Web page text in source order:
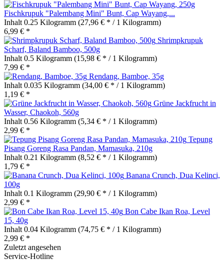
Fischkrupuk "Palembang Mini" Bunt, Cap Wayang,...
Inhalt 0.25 Kilogramm (27,96 € * / 1 Kilogramm)
6,99 € *
Shrimpkrupuk
Scharf, Baland Bamboo, 500g
Inhalt 0.5 Kilogramm (15,98 € * / 1 Kilogramm)
7,99 € *
Rendang, Bamboe, 35g
Inhalt 0.035 Kilogramm (34,00 € * / 1 Kilogramm)
1,19 € *
Grüne Jackfrucht in
Wasser, Chaokoh, 560g
Inhalt 0.56 Kilogramm (5,34 € * / 1 Kilogramm)
2,99 € *
Tepung
Pisang Goreng Rasa Pandan, Mamasuka, 210g
Inhalt 0.21 Kilogramm (8,52 € * / 1 Kilogramm)
1,79 € *
Banana Crunch, Dua Kelinci,
100g
Inhalt 0.1 Kilogramm (29,90 € * / 1 Kilogramm)
2,99 € *
Bon Cabe Ikan Roa, Level
15, 40g
Inhalt 0.04 Kilogramm (74,75 € * / 1 Kilogramm)
2,99 € *
Zuletzt angesehen
Service-Hotline